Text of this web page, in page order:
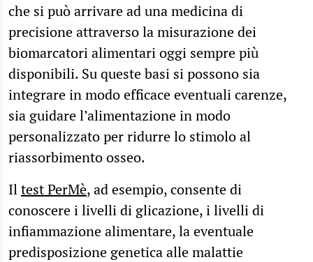
che si può arrivare ad una medicina di
precisione attraverso la misurazione dei
biomarcatori alimentari oggi sempre più
disponibili. Su queste basi si possono sia
integrare in modo efficace eventuali carenze,
sia guidare l’alimentazione in modo
personalizzato per ridurre lo stimolo al
riassorbimento osseo.
Iltest PerMè, ad esempio, consente di
conoscere i livelli di glicazione, i livelli di
infiammazione alimentare, la eventuale
predisposizione genetica alle malattie